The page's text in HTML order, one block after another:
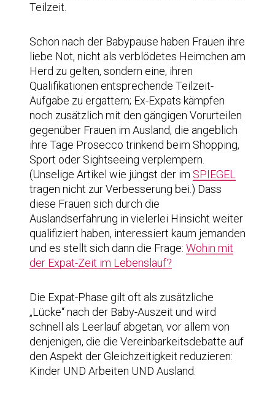
Teilzeit.
Schon nach der Babypause haben Frauen ihre
liebe Not, nicht als verblödetes Heimchen am
Herd zu gelten, sondern eine, ihren
Qualifikationen entsprechende Teilzeit-
Aufgabe zu ergattern; Ex-Expats kämpfen
noch zusätzlich mit den gängigen Vorurteilen
gegenüber Frauen im Ausland, die angeblich
ihre Tage Prosecco trinkend beim Shopping,
Sport oder Sightseeing verplempern.
(Unselige Artikel wie jüngst der im SPIEGEL
tragen nicht zur Verbesserung bei.) Dass
diese Frauen sich durch die
Auslandserfahrung in vielerlei Hinsicht weiter
qualifiziert haben, interessiert kaum jemanden
und es stellt sich dann die Frage: Wohin mit
der Expat-Zeit im Lebenslauf?
Die Expat-Phase gilt oft als zusätzliche
„Lücke“ nach der Baby-Auszeit und wird
schnell als Leerlauf abgetan, vor allem von
denjenigen, die die Vereinbarkeitsdebatte auf
den Aspekt der Gleichzeitigkeit reduzieren:
Kinder UND Arbeiten UND Ausland.